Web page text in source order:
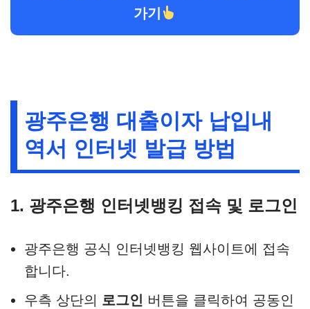
가기
광주은행 대출이자 납입내
역서 인터넷 발급 방법
1. 광주은행 인터넷뱅킹 접속 및 로그인
광주은행 공식 인터넷뱅킹 웹사이트에 접속
합니다.
우측 상단의 로그인 버튼을 클릭하여 공동인